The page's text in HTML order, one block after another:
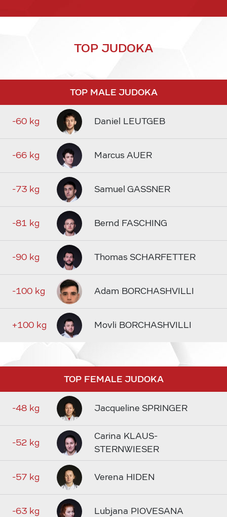
TOP JUDOKA
TOP MALE JUDOKA
-60 kg Daniel LEUTGEB
-66 kg Marcus AUER
-73 kg Samuel GASSNER
-81 kg Bernd FASCHING
-90 kg Thomas SCHARFETTER
-100 kg Adam BORCHASHVILLI
+100 kg Movli BORCHASHVILLI
TOP FEMALE JUDOKA
-48 kg Jacqueline SPRINGER
-52 kg
Carina KLAUS-
STERNWIESER
-57 kg Verena HIDEN
-63 kg Lubjana PIOVESANA